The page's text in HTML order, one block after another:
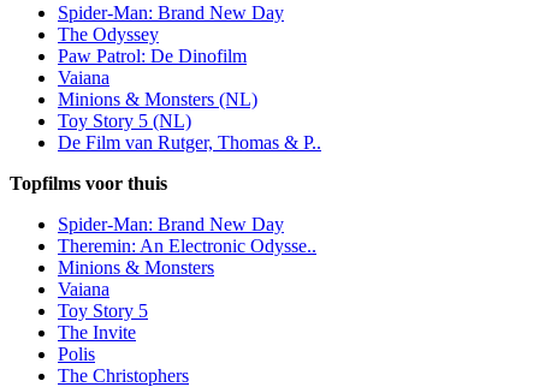
Spider-Man: Brand New Day
The Odyssey
Paw Patrol: De Dinofilm
Vaiana
Minions & Monsters (NL)
Toy Story 5 (NL)
De Film van Rutger, Thomas & P..
Topfilms voor thuis
Spider-Man: Brand New Day
Theremin: An Electronic Odysse..
Minions & Monsters
Vaiana
Toy Story 5
The Invite
Polis
The Christophers